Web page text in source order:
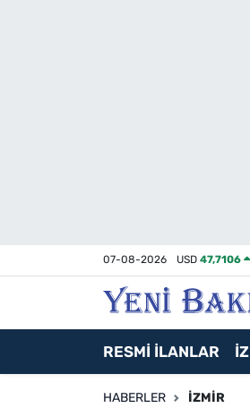
07-08-2026 USD47,7106
RESMİ İLANLAR
HABERLER İZMIR
Asayiş / Polis-Adliye
Magazin